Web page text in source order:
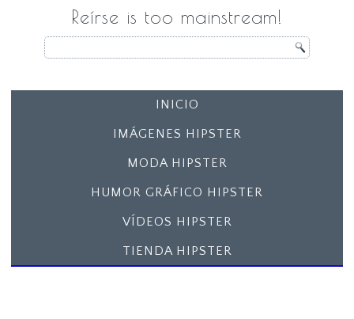
Reírse is too mainstream!
INICIO
IMÁGENES HIPSTER
MODA HIPSTER
HUMOR GRÁFICO HIPSTER
VÍDEOS HIPSTER
TIENDA HIPSTER